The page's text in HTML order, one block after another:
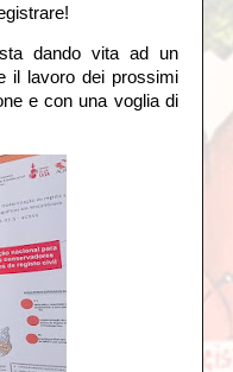
dando vita ad un
il lavoro dei prossimi
e con una voglia di